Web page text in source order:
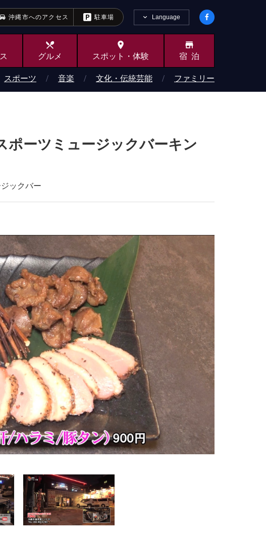
沖縄市へのアクセス 駐車場 Language
local_dining
グルメ
place
スポット・ 体験
store
宿泊
スポーツ 音楽 文化・伝統芸能 ファミリー
ーツミュージックバーキン
ックバー